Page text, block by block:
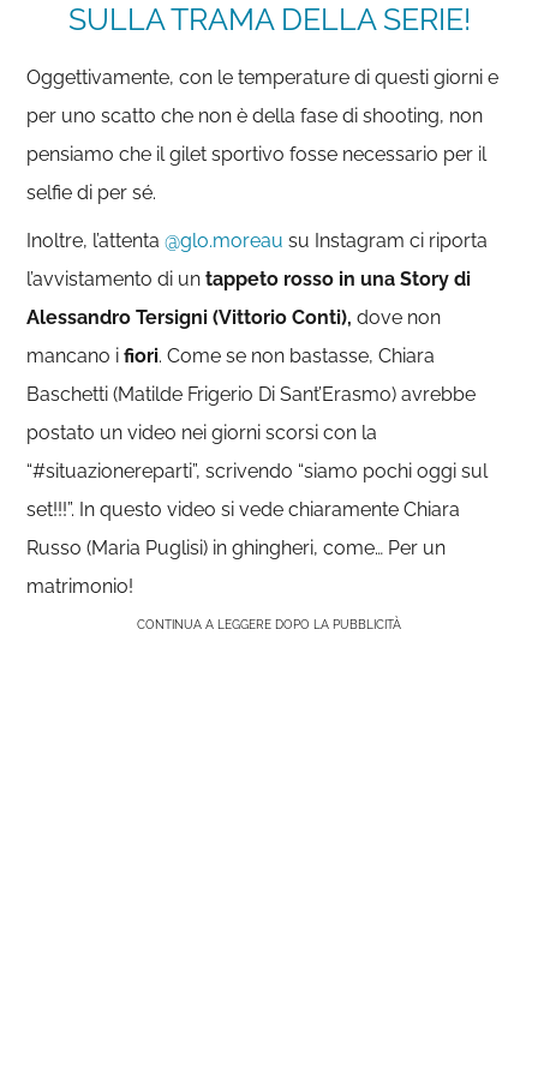
SULLA TRAMA DELLA SERIE!
Oggettivamente, con le temperature di questi giorni e
per uno scatto che non è della fase di shooting, non
pensiamo che il gilet sportivo fosse necessario per il
selfie di per sé.
Inoltre, l’attenta@glo.moreau su Instagram ci riporta
l’avvistamento di untappeto rosso in una Story di
Alessandro Tersigni (Vittorio Conti), dove non
mancano ifiori. Come se non bastasse, Chiara
Baschetti (Matilde Frigerio Di Sant’Erasmo) avrebbe
postato un video nei giorni scorsi con la
“#situazionereparti”, scrivendo “siamo pochi oggi sul
set!!!”. In questo video si vede chiaramente Chiara
Russo (Maria Puglisi) in ghingheri, come… Per un
matrimonio!
CONTINUA A LEGGERE DOPO LA PUBBLICITÀ